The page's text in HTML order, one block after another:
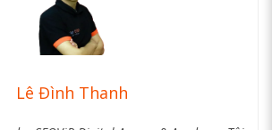
Lê Đình Thanh